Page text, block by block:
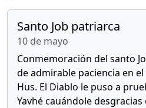
Santo Job patriarca
10 de mayo
Conmemoración del santo
de admirable paciencia en el
Hus. El Diablo le puso a
Yavhé cauándole